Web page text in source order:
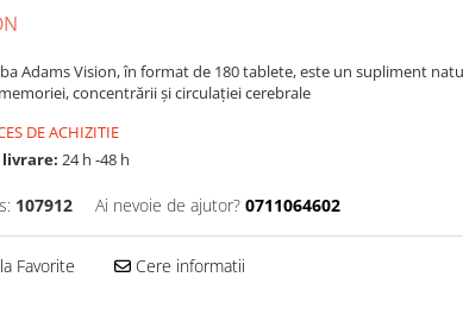
Adams Vision, în format de 180 tablete, este un supliment
concentrării și circulației cerebrale
DE ACHIZITIE
24 h -48 h
107912 Ai nevoie de ajutor? 0711064602
Favorite Cere informatii